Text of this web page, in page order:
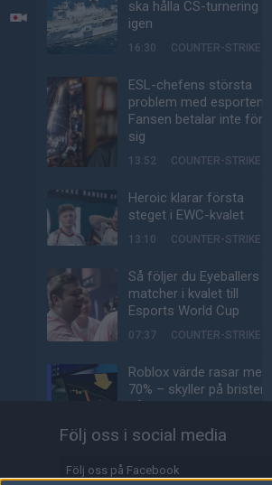
LIVESÄNDNINGAR
ska hålla CS-turnering –
igen
16:30 COUNTER-STRIKE
ESL-chefens största
problem med esporten:
Fansen betalar inte för
sig
13:52 COUNTER-STRIKE
Heroic klarar första
steget i EWC-kvalet
13:10 COUNTER-STRIKE
Så följer du Eyeballers
matcher i kvalet till
Esports World Cup
07:37 COUNTER-STRIKE
Roblox värde rasar med
70% – skyller på bristen
på virala spel
IGÅR ALLA SEKTIONER
m0NESY avslöjar: Hade
Följ oss i social media
Följ oss på Facebook